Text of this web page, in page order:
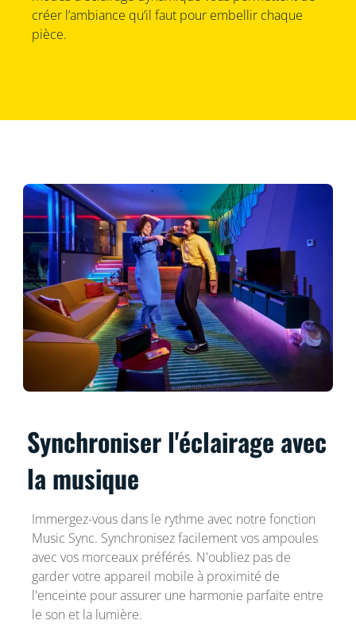
créer l’ambiance qu’il faut pour embellir chaque
pièce.
Synchroniser l'éclairage avec
la musique
Immergez-vous dans le rythme avec notre fonction
Music Sync. Synchronisez facilement vos ampoules
avec vos morceaux préférés. N'oubliez pas de
garder votre appareil mobile à proximité de
l'enceinte pour assurer une harmonie parfaite entre
le son et la lumière.